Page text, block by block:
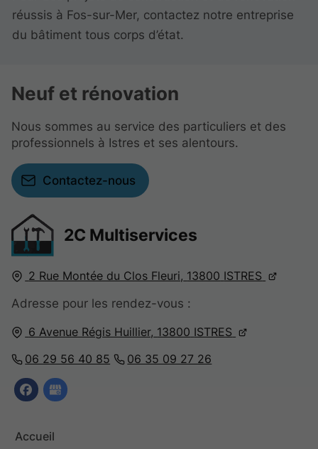
réussis à Fos-sur-Mer, contactez notre entreprise
du bâtiment tous corps d’état.
2C Multiservices
2 Rue Montée du Clos Fleuri, 13800 ISTRES
Adresse pour les rendez-vous :
6 Avenue Régis Huillier, 13800 ISTRES
06 29 56 40 85
06 35 09 27 26
Accueil
Neuf et rénovation
Nous sommes au service des particuliers et des
professionnels à Istres et ses alentours.
Contactez-nous